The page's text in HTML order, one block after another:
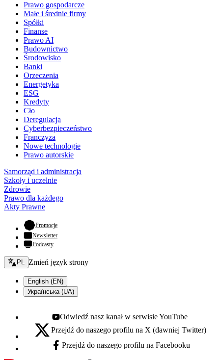
Prawo gospodarcze
Małe i średnie firmy
Spółki
Finanse
Prawo AI
Budownictwo
Środowisko
Banki
Orzeczenia
Energetyka
ESG
Kredyty
Cło
Deregulacja
Cyberbezpieczeństwo
Franczyza
Nowe technologie
Prawo autorskie
Samorząd i administracja
Szkoły i uczelnie
Zdrowie
Prawo dla każdego
Akty Prawne
Promocje- otwiera się w nowej karcie
Newsletter
Podcasty
Zmień język - bieżący:
PL Zmień język strony
English (EN)
Українська (UA)
Youtube - otwiera się w nowej karcie
Odwiedź nasz kanał w serwisie YouTube
X - otwiera się w nowej karcie
Przejdź do naszego profilu na X (dawniej Twitter)
Facebook - otwiera się w nowej karcie
Przejdź do naszego profilu na Facebooku